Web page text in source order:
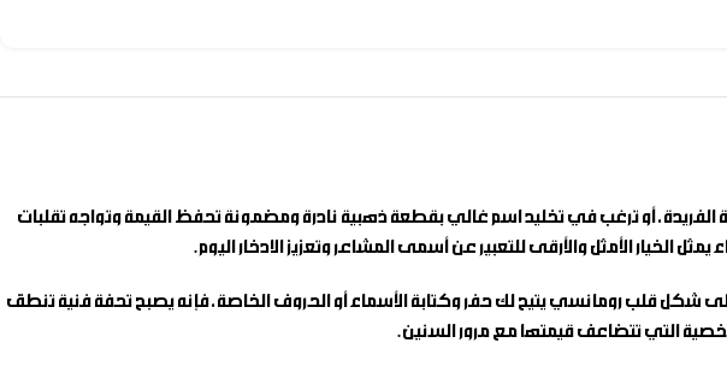
الفريدة، أو ترغب في تخليد اسم غالي بقطعة ذهبية نادرة ومضمونة تحفظ القيمة وتواجه تقلبات
يمثل الخيار الأمثل والأرقى للتعبير عن أسمى المشاعر وتعزيز الادخار اليوم.
شكل قلب رومانسي يتيح لك حفر وكتابة الأسماء أو الحروف الخاصة، فإنه يصبح تحفة فنية تنطق
التي تتضاعف قيمتها مع مرور السنين.